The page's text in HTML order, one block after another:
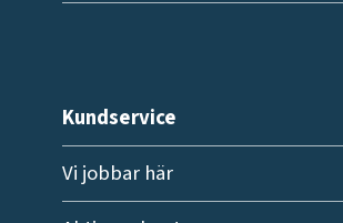
Kundservice
Vi jobbar här